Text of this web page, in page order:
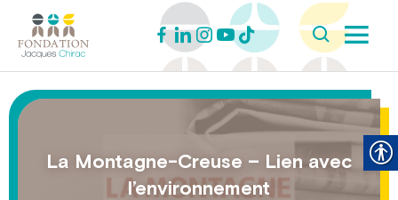
La Montagne-Creuse – Lien avec
l’environnement